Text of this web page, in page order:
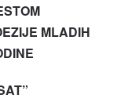
MLADIH